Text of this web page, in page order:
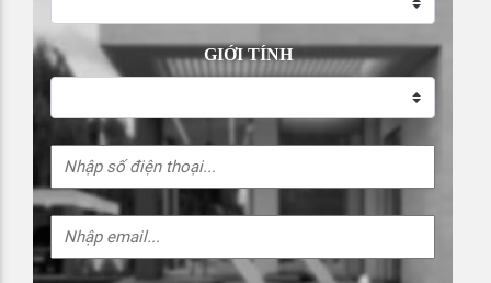
GIỚI TÍNH